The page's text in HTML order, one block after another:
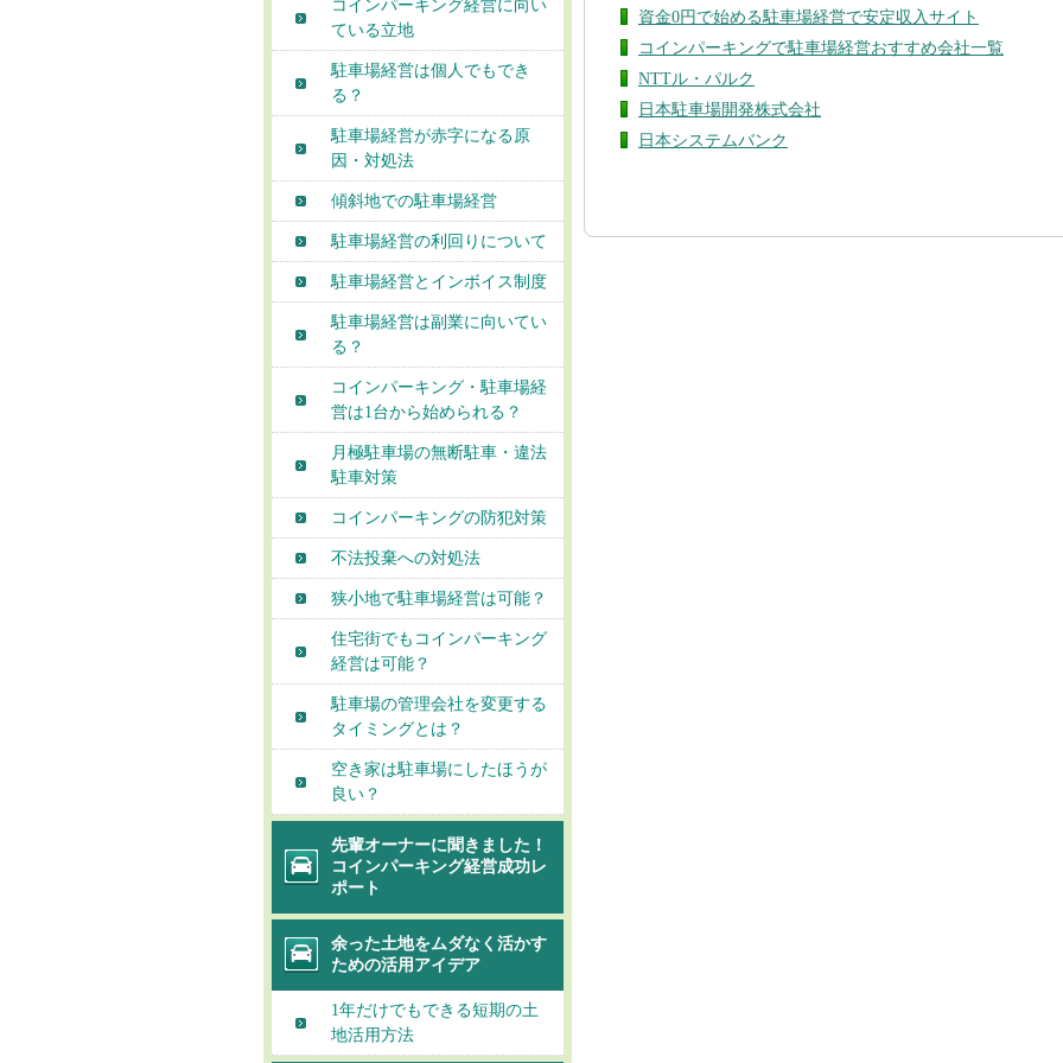
資金0円で始める駐車場経営で安定収入サイト
コインパーキングで駐車場経営おすすめ会社一覧
NTTル・パルク
日本駐車場開発株式会社
日本システムバンク
コインパーキング経営に向い
ている立地
駐車場経営は個人でもでき
る？
駐車場経営が赤字になる原
因・対処法
傾斜地での駐車場経営
駐車場経営の利回りについて
駐車場経営とインボイス制度
駐車場経営は副業に向いてい
る？
コインパーキング・駐車場経
営は1台から始められる？
月極駐車場の無断駐車・違法
駐車対策
コインパーキングの防犯対策
不法投棄への対処法
狭小地で駐車場経営は可能？
住宅街でもコインパーキング
経営は可能？
駐車場の管理会社を変更する
タイミングとは？
空き家は駐車場にしたほうが
良い？
先輩オーナーに聞きました！
コインパーキング経営成功レ
ポート
余った土地をムダなく活かす
ための活用アイデア
1年だけでもできる短期の土
地活用方法